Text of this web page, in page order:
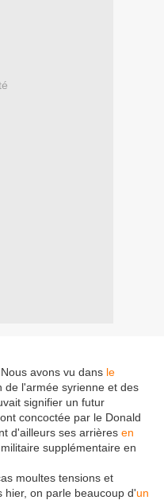
avons vu dans le
de l'armée syrienne et des
signifier un futur
concoctée par le Donald
d'ailleurs ses arrières en
supplémentaire en
moultes tensions et
hier, on parle beaucoup d'un